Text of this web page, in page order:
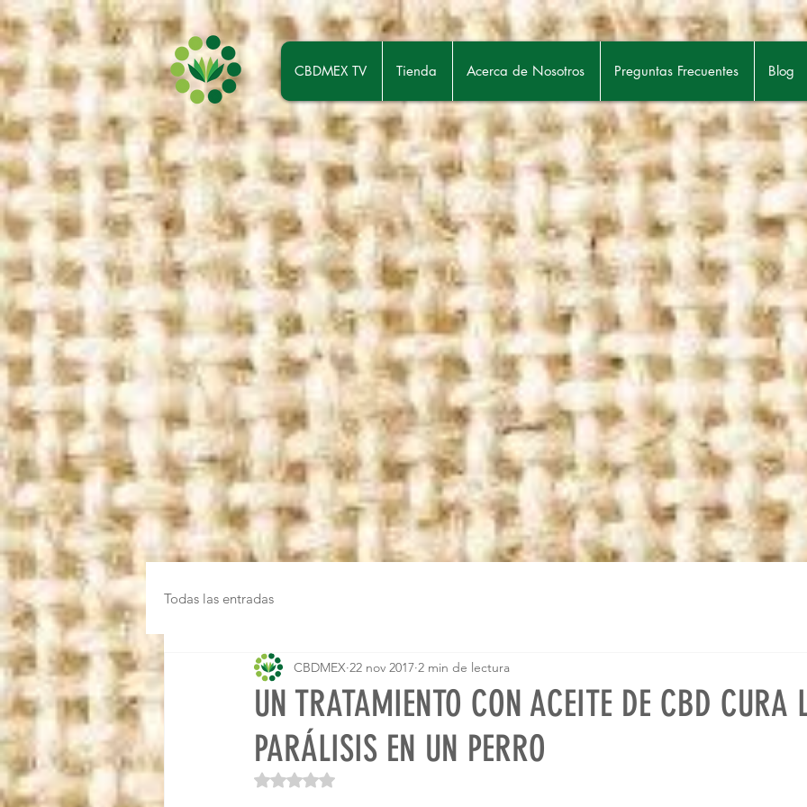
CBDMEX TV Tienda Acerca de Nosotros Preguntas Frecuentes Blog
Todas las entradas
UN TRATAMIENTO CON ACEITE DE CBD CURA
PARÁLISIS EN UN PERRO
CBDMEX 22 nov 2017 2 min de lectura
Obtuvo NaN de 5 estrellas.